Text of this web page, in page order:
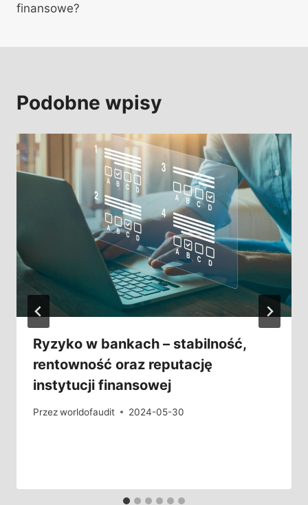
finansowe?
Podobne wpisy
Ryzyko w bankach – stabilność,
rentowność oraz reputację
instytucji finansowej
Przezworldofaudit 2024-05-30